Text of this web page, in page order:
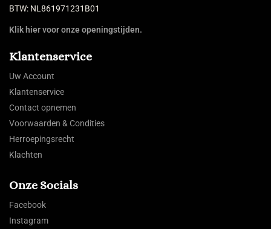
BTW: NL861971231B01
Klik hier voor onze openingstijden.
Klantenservice
Uw Account
Klantenservice
Contact opnemen
Voorwaarden & Condities
Herroepingsrecht
Klachten
Onze Socials
Facebook
Instagram